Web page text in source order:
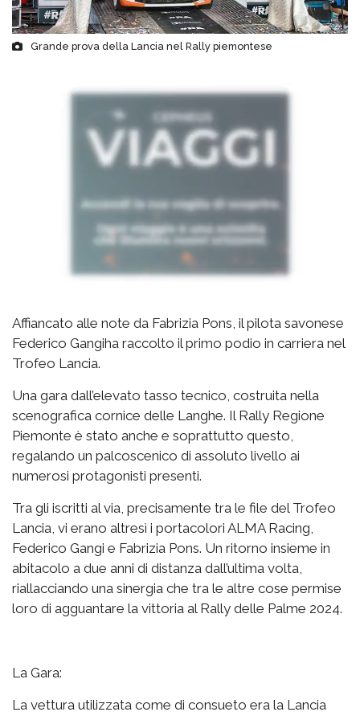
Grande prova della Lancia nel Rally piemontese
Affiancato alle note da Fabrizia Pons, il pilota savonese
Federico Gangiha raccolto il primo podio in carriera nel
Trofeo Lancia.
Una gara dall’elevato tasso tecnico, costruita nella
scenografica cornice delle Langhe. Il Rally Regione
Piemonte è stato anche e soprattutto questo,
regalando un palcoscenico di assoluto livello ai
numerosi protagonisti presenti.
Tra gli iscritti al via, precisamente tra le file del Trofeo
Lancia, vi erano altresì i portacolori ALMA Racing,
Federico Gangi e Fabrizia Pons. Un ritorno insieme in
abitacolo a due anni di distanza dall’ultima volta,
riallacciando una sinergia che tra le altre cose permise
loro di agguantare la vittoria al Rally delle Palme 2024.
La Gara:
La vettura utilizzata come di consueto era la Lancia